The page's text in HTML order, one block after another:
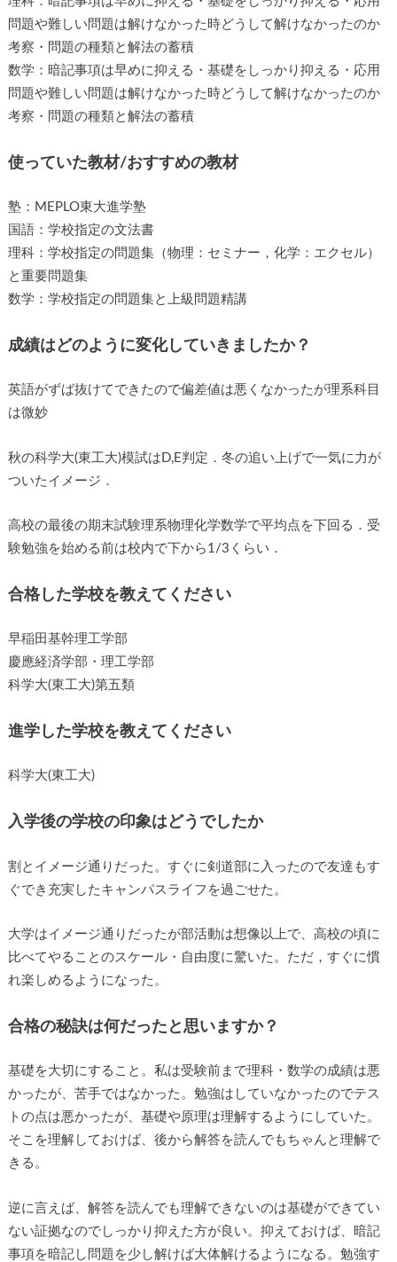
問題や難しい問題は解けなかった時どうして解けなかったのか
考察・問題の種類と解法の蓄積
数学：暗記事項は早めに抑える・基礎をしっかり抑える・応用
問題や難しい問題は解けなかった時どうして解けなかったのか
考察・問題の種類と解法の蓄積
使っていた教材/おすすめの教材
塾：MEPLO東大進学塾
国語：学校指定の文法書
理科：学校指定の問題集（物理：セミナー，化学：エクセル）
と重要問題集
数学：学校指定の問題集と上級問題精講
成績はどのように変化していきましたか？
英語がずば抜けてできたので偏差値は悪くなかったが理系科目
は微妙
秋の科学大(東工大)模試はD,E判定．冬の追い上げで一気に力が
ついたイメージ．
高校の最後の期末試験理系物理化学数学で平均点を下回る．受
験勉強を始める前は校内で下から1/3くらい．
合格した学校を教えてください
早稲田基幹理工学部
慶應経済学部・理工学部
科学大(東工大)第五類
進学した学校を教えてください
科学大(東工大)
入学後の学校の印象はどうでしたか
割とイメージ通りだった。すぐに剣道部に入ったので友達もす
ぐでき充実したキャンパスライフを過ごせた。
大学はイメージ通りだったが部活動は想像以上で、高校の頃に
比べてやることのスケール・自由度に驚いた。ただ，すぐに慣
れ楽しめるようになった。
合格の秘訣は何だったと思いますか？
基礎を大切にすること。私は受験前まで理科・数学の成績は悪
かったが、苦手ではなかった。勉強はしていなかったのでテス
トの点は悪かったが、基礎や原理は理解するようにしていた。
そこを理解しておけば、後から解答を読んでもちゃんと理解で
きる。
逆に言えば、解答を読んでも理解できないのは基礎ができてい
ない証拠なのでしっかり抑えた方が良い。抑えておけば、暗記
事項を暗記し問題を少し解けば大体解けるようになる。勉強す